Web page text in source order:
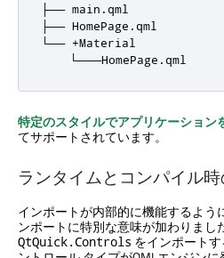
├── main.qml
├── HomePage.qml
└── +Material
    └───HomePage.qml
特定のスタイルでアプリケーション
てサポートされています。
ランタイムとコンパイル
インポートが内部的に機能するよう
ンポートに特別な意味が加わりまし
QtQuick.Controls をインポート